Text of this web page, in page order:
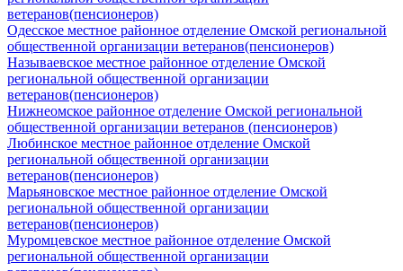
ветеранов(пенсионеров)
Одесское местное районное отделение Омской региональной
общественной организации ветеранов(пенсионеров)
Называевское местное районное отделение Омской
региональной общественной организации
ветеранов(пенсионеров)
Нижнеомское районное отделение Омской региональной
общественной организации ветеранов (пенсионеров)
Любинское местное районное отделение Омской
региональной общественной организации
ветеранов(пенсионеров)
Марьяновское местное районное отделение Омской
региональной общественной организации
ветеранов(пенсионеров)
Муромцевское местное районное отделение Омской
региональной общественной организации